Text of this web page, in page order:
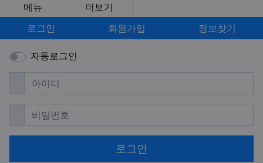
메뉴
더보기
로그인
회원가입 정보찾기
자동로그인
아이디 필수
비밀번호필수
로그인